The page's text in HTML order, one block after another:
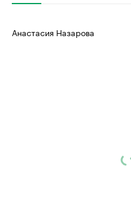
Анастасия Назарова